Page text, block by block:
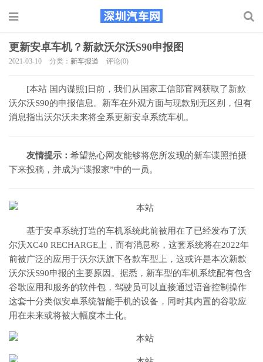
更新安卓车机？新款沃尔沃S90申报图
2021-03-10 分类： 新车报道 评论(0)
[本站 国内谍照]日前，我们从国家工信部官网获取了新款
沃尔沃S90的申报信息。新车在外观方面与现款别无区别，但有
消息指出沃尔沃未来将全系更新安卓系统车机。
友情提示： 希望热心网友能够将您所发现的新车谍照拍摄
下来投稿，并成为“谍报家”中的一员。
基于安卓系统打造的车机系统此前被用在了已经发布了沃
尔沃XC40 RECHARGE上，而有消息称，这套系统将在2022年
前被广泛的应用于沃尔沃旗下各款车型上，这或许是本次新款
沃尔沃S90申报的主要原因。据悉，新车型的车机系统配有包含
谷歌应用和服务的软件包，驾驶员可以直接通过语音控制操作
这套十分类似安卓系统智能手机的设备，同时其内置的谷歌应
用在未来或将被大幅度本土化。